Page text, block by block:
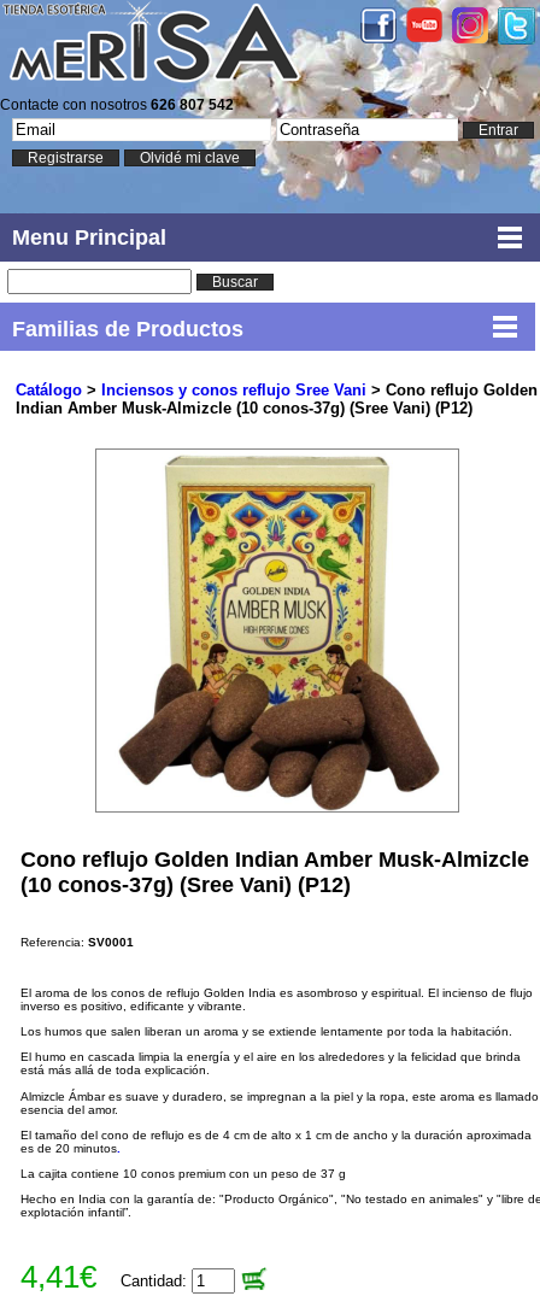
Contacte con nosotros 626 807 542
Entrar
Registrarse
Olvidé mi clave
Menu Principal
Buscar
Familias de Productos
Catálogo> Inciensos y conos reflujo Sree Vani > Cono reflujo Golden
Indian Amber Musk-Almizcle (10 conos-37g) (Sree Vani) (P12)
Cono reflujo Golden Indian Amber Musk-Almizcle
(10 conos-37g) (Sree Vani) (P12)
Referencia:SV0001
El aroma de los conos de reflujo Golden India es asombroso y espiritual. El incienso de flujo
inverso es positivo, edificante y vibrante.
Los humos que salen liberan un aroma y se extiende lentamente por toda la habitación.
El humo en cascada limpia la energía y el aire en los alrededores y la felicidad que brinda
está más allá de toda explicación.
Almizcle Ámbar es suave y duradero, se impregnan a la piel y la ropa, este aroma es llamado
esencia del amor.
El tamaño del cono de reflujo es de 4 cm de alto x 1 cm de ancho y la duración aproximada
es de 20 minutos
La cajita contiene 10 conos premium con un peso de 37 g
Hecho en India con la garantía de: "Producto Orgánico", "No testado en animales" y "libre
explotación infantil”.
4,41€ Cantidad: